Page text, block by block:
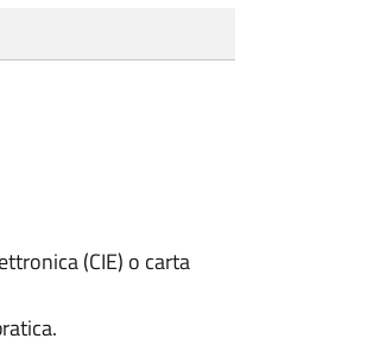
(CIE) o carta